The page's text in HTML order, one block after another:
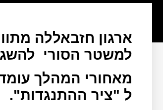
ארגון חזבאללה
למשטר הסורי
מאחורי המהלך
ל "ציר ההתנגדות".